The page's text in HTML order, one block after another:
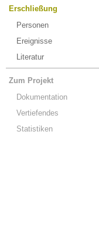
Erschließung
Personen
Ereignisse
Literatur
Zum Projekt
Dokumentation
Vertiefendes
Statistiken